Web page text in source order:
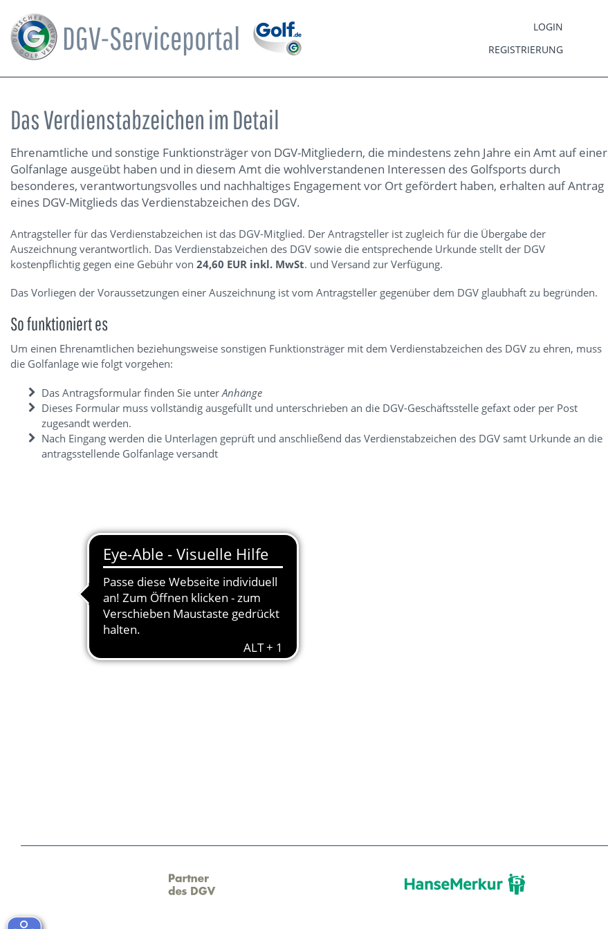
DGV-Serviceportal
LOGIN
REGISTRIERUNG
Das Verdienstabzeichen im Detail
Ehrenamtliche und sonstige Funktionsträger von DGV-Mitgliedern, die mindestens zehn Jahre ein Amt auf einer
Golfanlage ausgeübt haben und in diesem Amt die wohlverstandenen Interessen des Golfsports durch
besonderes, verantwortungsvolles und nachhaltiges Engagement vor Ort gefördert haben, erhalten auf Antrag
eines DGV-Mitglieds das Verdienstabzeichen des DGV.
Antragsteller für das Verdienstabzeichen ist das DGV-Mitglied. Der Antragsteller ist zugleich für die Übergabe der
Auszeichnung verantwortlich. Das Verdienstabzeichen des DGV sowie die entsprechende Urkunde stellt der DGV
kostenpflichtig gegen eine Gebühr von 24,60 EUR inkl. MwSt. und Versand zur Verfügung.
Das Vorliegen der Voraussetzungen einer Auszeichnung ist vom Antragsteller gegenüber dem DGV glaubhaft zu begründen.
So funktioniert es
Um einen Ehrenamtlichen beziehungsweise sonstigen Funktionsträger mit dem Verdienstabzeichen des DGV zu ehren, muss
die Golfanlage wie folgt vorgehen:
Das Antragsformular finden Sie unter Anhänge
Dieses Formular muss vollständig ausgefüllt und unterschrieben an die DGV-Geschäftsstelle gefaxt oder per Post
zugesandt werden.
Nach Eingang werden die Unterlagen geprüft und anschließend das Verdienstabzeichen des DGV samt Urkunde an die
antragsstellende Golfanlage versandt